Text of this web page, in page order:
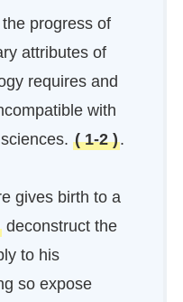
progress of
attributes of
requires and
with
( 1-2 ).
gives birth to a
deconstruct the
to his
so expose